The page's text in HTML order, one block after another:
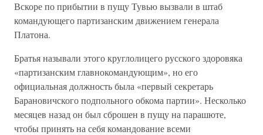
Вскоре по прибытии в пущу Тувью вызвали в штаб
командующего партизанским движением генерала
Платона.
Братья называли этого круглолицего русского здоровяка
«партизанским главнокомандующим», но его
официальная должность была «первый секретарь
Барановичского подпольного обкома партии». Несколько
месяцев назад он был сброшен в пущу на парашюте,
чтобы принять на себя командование всеми